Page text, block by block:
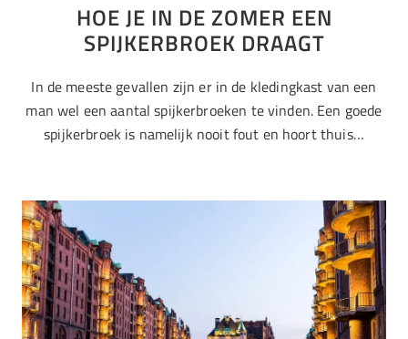
HOE JE IN DE ZOMER EEN
SPIJKERBROEK DRAAGT
In de meeste gevallen zijn er in de kledingkast van een
man wel een aantal spijkerbroeken te vinden. Een goede
spijkerbroek is namelijk nooit fout en hoort thuis…